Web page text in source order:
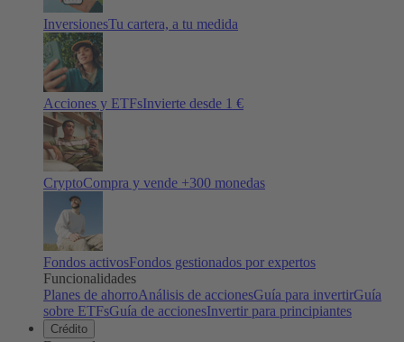
InversionesTu cartera, a tu medida
Acciones y ETFsInvierte desde 1 €
CryptoCompra y vende +300 monedas
Fondos activosFondos gestionados por expertos
Funcionalidades
Planes de ahorroAnálisis de accionesGuía para invertirGuía
sobre ETFsGuía de accionesInvertir para principiantes
Crédito